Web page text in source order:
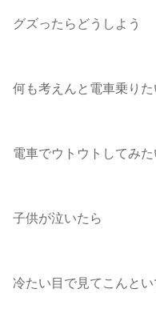
グズったらどうしよう
何も考えんと電車乗りた
電車でウトウトしてみた
子供が泣いたら
冷たい目で見てこんと